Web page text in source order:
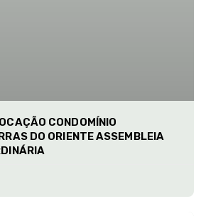
CONDOMÍNIO
DO ORIENTE ASSEMBLEIA